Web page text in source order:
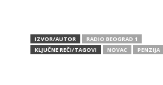
IZVOR/AUTOR
RADIO BEOGRAD 1
KLJUČNE REČI/TAGOVI
NOVAC PENZIJA